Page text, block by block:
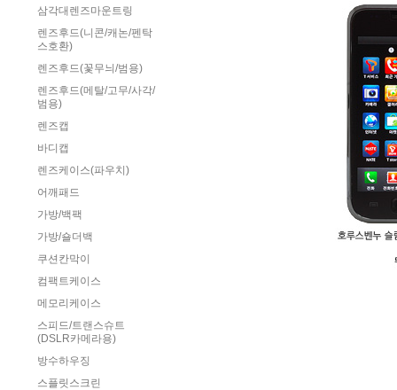
삼각대렌즈마운트링
렌즈후드(니콘/캐논/펜탁
스호환)
렌즈후드(꽃무늬/범용)
렌즈후드(메탈/고무/사각/
범용)
렌즈캡
바디캡
렌즈케이스(파우치)
어깨패드
가방/백팩
가방/숄더백
쿠션칸막이
컴팩트케이스
메모리케이스
스피드/트랜스슈트
(DSLR카메라용)
방수하우징
스플릿스크린